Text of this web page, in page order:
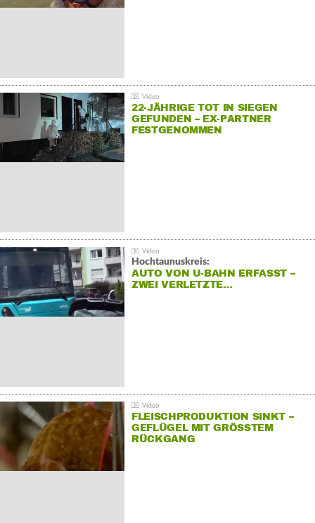
22-JÄHRIGE TOT IN SIEGEN
GEFUNDEN – EX-PARTNER
FESTGENOMMEN
Hochtaunuskreis:
AUTO VON U-BAHN ERFASST –
ZWEI VERLETZTE…
FLEISCHPRODUKTION SINKT –
GEFLÜGEL MIT GRÖSSTEM R
ÜCKGANG